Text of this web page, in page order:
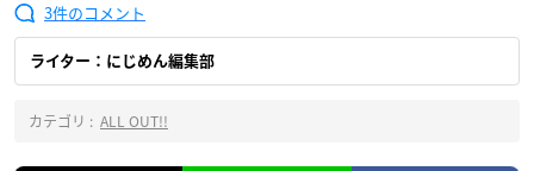
3
ライター：にじめん編集部
カテゴリ : ALL OUT!!